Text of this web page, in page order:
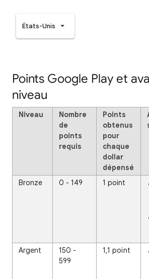
États-Unis
Points Google Play et
niveau
Niveau
Nombre
de
points
requis
Points
obtenus
pour
chaque
dollar
dépensé
Bronze 0 - 149 1 point
Argent
150 -
599
1,1 point